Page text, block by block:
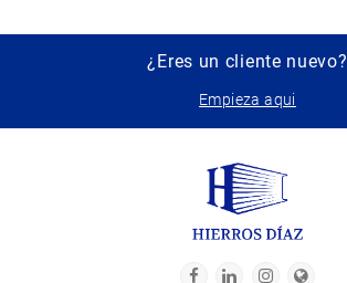
¿Eres un cliente nuevo?
Empieza aqui